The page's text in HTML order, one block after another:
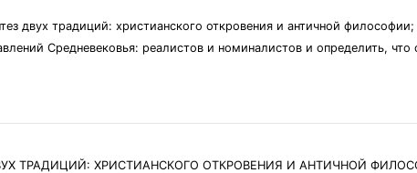
двух традиций: христианского откровения и античной философии;
Средневековья: реалистов и номиналистов и определить,
ТРАДИЦИЙ: ХРИСТИАНСКОГО ОТКРОВЕНИЯ И АНТИЧНОЙ